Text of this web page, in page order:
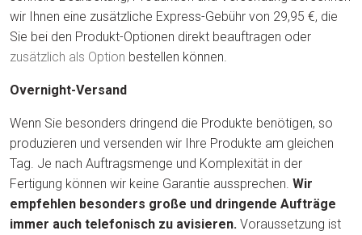
wir Ihnen eine zusätzliche Express-Gebühr von 29,95 €, die
Sie bei den Produkt-Optionen direkt beauftragen oder
zusätzlich als Option bestellen können.
Overnight-Versand
Wenn Sie besonders dringend die Produkte benötigen, so
produzieren und versenden wir Ihre Produkte am gleichen
Tag. Je nach Auftragsmenge und Komplexität in der
Fertigung können wir keine Garantie aussprechen. Wir
empfehlen besonders große und dringende Aufträge
immer auch telefonisch zu avisieren. Voraussetzung ist